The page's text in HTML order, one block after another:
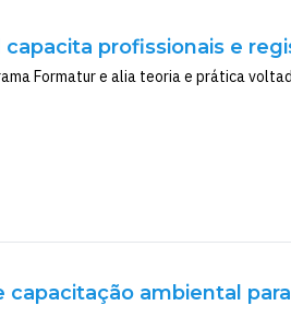
profissionais e
Formatur e alia teoria e prática
capacitação ambiental